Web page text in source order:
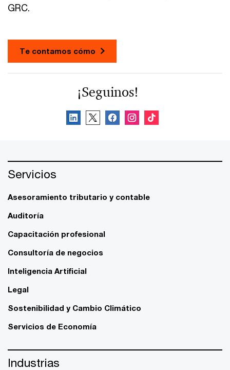
GRC.
Te contamos cómo
¡Seguinos!
Servicios
Asesoramiento tributario y contable
Auditoría
Capacitación profesional
Consultoría de negocios
Inteligencia Artificial
Legal
Sostenibilidad y Cambio Climático
Servicios de Economía
Industrias